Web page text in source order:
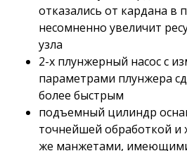
отказались от кардана в
несомненно увеличит
узла
2-х плунжерный насос с
параметрами плунжера
более быстрым
подъемный цилиндр
точнейшей обработкой и
же манжетами,